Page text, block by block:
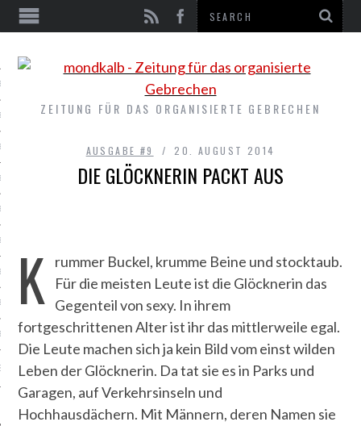
#9
#8
#7
#6
#5
#4
#3
#2
#1
ZEITUNG FÜR DAS ORGANISIERTE GEBRECHEN
AUSGABE #9 20. AUGUST 2014
DIE GLÖCKNERIN PACKT AUS
K
rummer Buckel, krumme Beine und stocktaub.
Für die meisten Leute ist die Glöcknerin das
Gegenteil von sexy. In ihrem
fortgeschrittenen Alter ist ihr das mittlerweile egal.
Die Leute machen sich ja kein Bild vom einst wilden
Leben der Glöcknerin. Da tat sie es in Parks und
Garagen, auf Verkehrsinseln und
Hochhausdächern. Mit Männern, deren Namen sie